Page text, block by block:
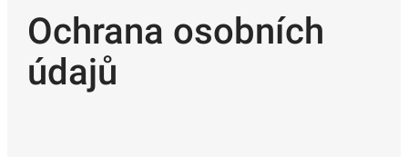
Ochrana osobních
údajů